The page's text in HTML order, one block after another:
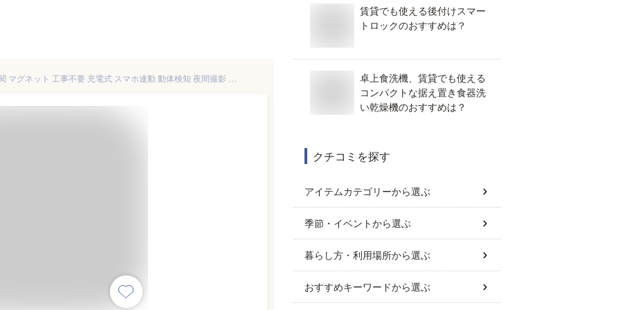
賃貸でも使える後付けスマー
トロックのおすすめは？
卓上食洗機、賃貸でも使える
コンパクトな据え置き食器洗
い乾燥機のおすすめは？
クチコミを探す
アイテムカテゴリーから選ぶ
季節・イベントから選ぶ
暮らし方・利用場所から選ぶ
おすすめキーワードから選ぶ